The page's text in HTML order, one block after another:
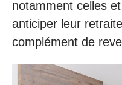
notamment celles
anticiper leur
complément de